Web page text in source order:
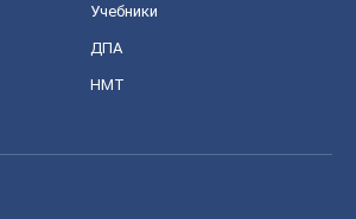
Учебники
ДПА
НМТ